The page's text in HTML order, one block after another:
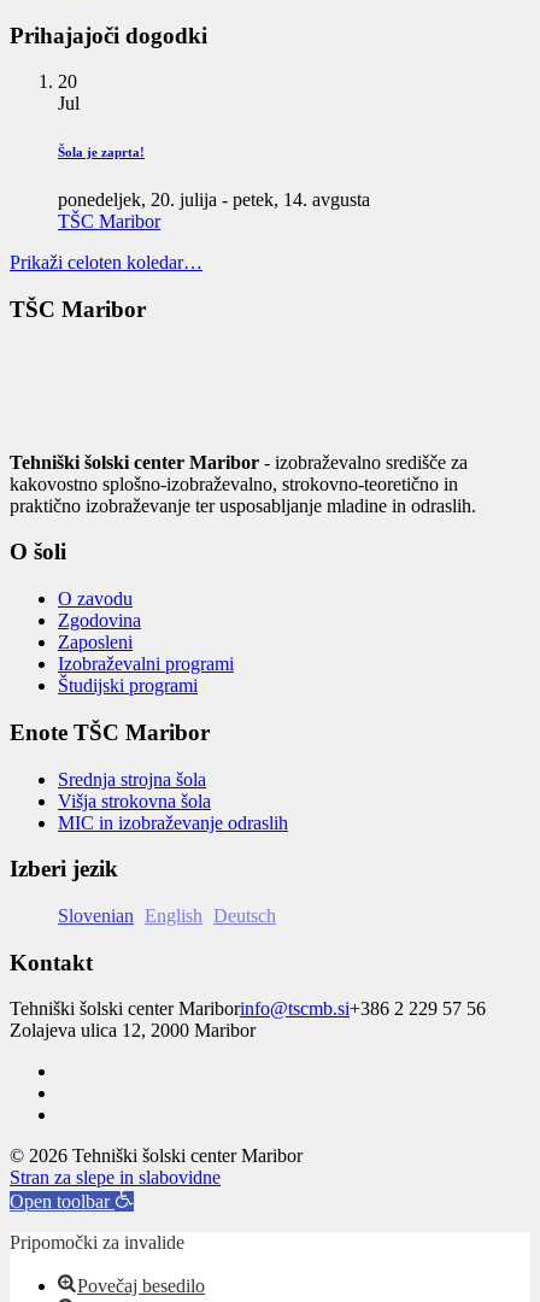
Prihajajoči dogodki
20
Jul
Šola je zaprta!
ponedeljek, 20. julija - petek, 14. avgusta
TŠC Maribor
Prikaži celoten koledar…
TŠC Maribor
Tehniški šolski center Maribor - izobraževalno središče za
kakovostno splošno-izobraževalno, strokovno-teoretično in
praktično izobraževanje ter usposabljanje mladine in odraslih.
O šoli
O zavodu
Zgodovina
Zaposleni
Izobraževalni programi
Študijski programi
Enote TŠC Maribor
Srednja strojna šola
Višja strokovna šola
MIC in izobraževanje odraslih
Izberi jezik
Slovenian English Deutsch
Kontakt
Tehniški šolski center Mariborinfo@tscmb.si+386 2 229 57 56
Zolajeva ulica 12, 2000 Maribor
© 2026 Tehniški šolski center Maribor
Stran za slepe in slabovidne
Open toolbar
Pripomočki za invalide
Povečaj besedilo